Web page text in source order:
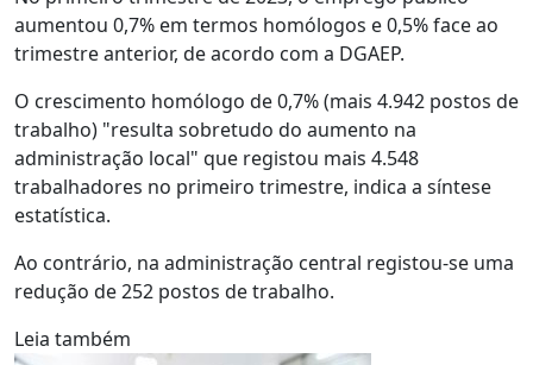
aumentou 0,7% em termos homólogos e 0,5% face ao
trimestre anterior, de acordo com a DGAEP.
O crescimento homólogo de 0,7% (mais 4.942 postos de
trabalho) "resulta sobretudo do aumento na
administração local" que registou mais 4.548
trabalhadores no primeiro trimestre, indica a síntese
estatística.
Ao contrário, na administração central registou-se uma
redução de 252 postos de trabalho.
Leia também